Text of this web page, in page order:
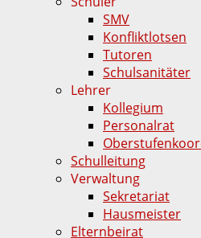
SMV
Konfliktlotsen
Tutoren
Schulsanitäter
Lehrer
Kollegium
Personalrat
Schulleitung
Verwaltung
Sekretariat
Hausmeister
Elternbeirat